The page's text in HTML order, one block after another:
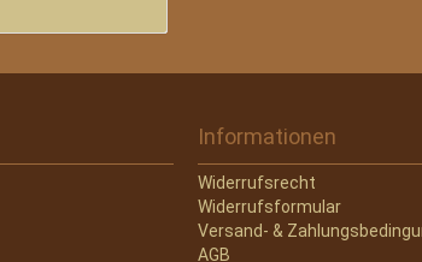
Informationen
Widerrufsrecht
Widerrufsformular
Versand- &
AGB